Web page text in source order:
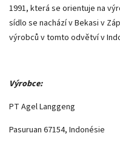
1991, která se orientuje na
sídlo se nachází v Bekasi v
výrobců v tomto odvětví v
Výrobce:
PT Agel Langgeng
Pasuruan 67154, Indonésie